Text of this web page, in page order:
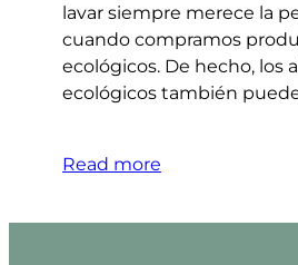
lavar siempre merece la
cuando compramos
ecológicos. De hecho, los
ecológicos también
Read more